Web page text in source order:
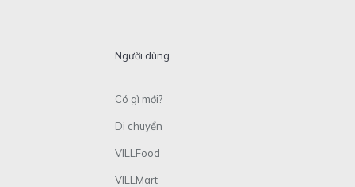
Người dùng
Có gì mới?
Di chuyển
VILLFood
VILLMart